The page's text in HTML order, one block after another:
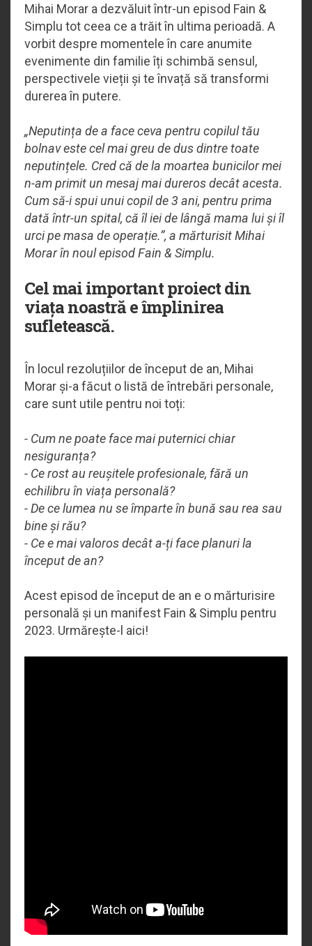
Mihai Morar a dezvăluit într-un episod Fain &
Simplu tot ceea ce a trăit în ultima perioadă. A
vorbit despre momentele în care anumite
evenimente din familie îți schimbă sensul,
perspectivele vieții și te învață să transformi
durerea în putere.
„Neputința de a face ceva pentru copilul tău
bolnav este cel mai greu de dus dintre toate
neputințele. Cred că de la moartea bunicilor mei
n-am primit un mesaj mai dureros decât acesta.
Cum să-i spui unui copil de 3 ani, pentru prima
dată într-un spital, că îl iei de lângă mama lui și îl
urci pe masa de operație.”, a mărturisit Mihai
Morar în noul episod Fain & Simplu.
Cel mai important proiect din
viața noastră e împlinirea
sufletească.
În locul rezoluțiilor de început de an, Mihai
Morar și-a făcut o listă de întrebări personale,
care sunt utile pentru noi toți:
- Cum ne poate face mai puternici chiar
nesiguranța?
- Ce rost au reușitele profesionale, fără un
echilibru în viața personală?
- De ce lumea nu se împarte în bună sau rea sau
bine și rău?
- Ce e mai valoros decât a-ți face planuri la
început de an?
Acest episod de început de an e o mărturisire
personală și un manifest Fain & Simplu pentru
2023. Urmărește-l aici!